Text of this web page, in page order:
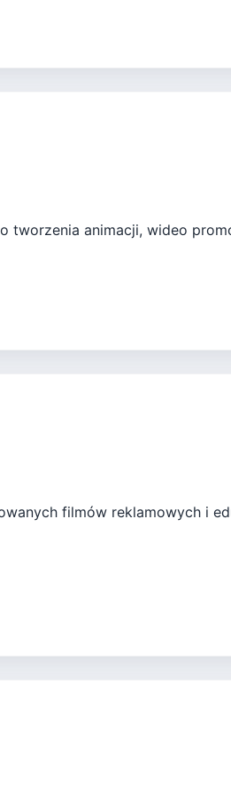
tworzenia animacji, wideo
filmów reklamowych i